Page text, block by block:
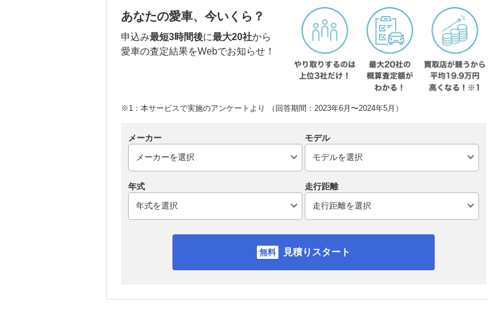
あなたの愛車、今いくら？
申込み最短3時間後に最大20社から
愛車の査定結果をWebでお知らせ！
※1：本サービスで実施のアンケートより （回答期間：2023年6月〜2024年5月）
メーカー モデル
年式 走行距離
見積りスタート